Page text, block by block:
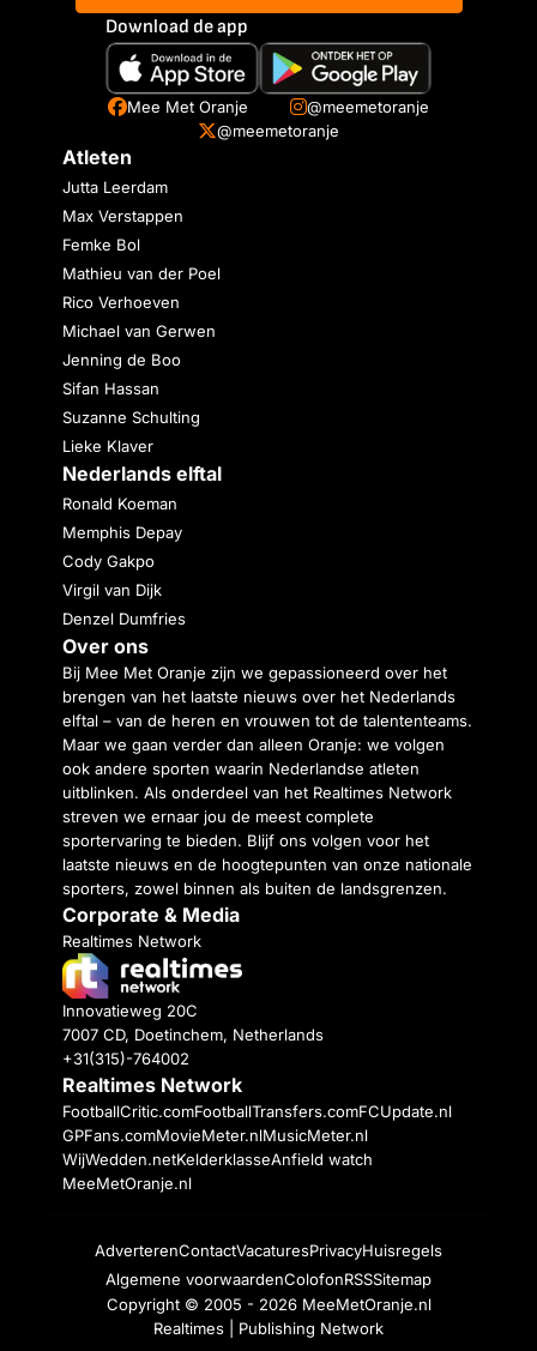
Download de app
Mee Met Oranje
@meemetoranje
@meemetoranje
Atleten
Jutta Leerdam
Max Verstappen
Femke Bol
Mathieu van der Poel
Rico Verhoeven
Michael van Gerwen
Jenning de Boo
Sifan Hassan
Suzanne Schulting
Lieke Klaver
Nederlands elftal
Ronald Koeman
Memphis Depay
Cody Gakpo
Virgil van Dijk
Denzel Dumfries
Over ons
Bij Mee Met Oranje zijn we gepassioneerd over het
brengen van het laatste nieuws over het Nederlands
elftal – van de heren en vrouwen tot de talententeams.
Maar we gaan verder dan alleen Oranje: we volgen
ook andere sporten waarin Nederlandse atleten
uitblinken. Als onderdeel van het Realtimes Network
streven we ernaar jou de meest complete
sportervaring te bieden. Blijf ons volgen voor het
laatste nieuws en de hoogtepunten van onze nationale
sporters, zowel binnen als buiten de landsgrenzen.
Corporate & Media
Realtimes Network
Innovatieweg 20C
7007 CD, Doetinchem, Netherlands
+31(315)-764002
Realtimes Network
FootballCritic.comFootballTransfers.comFCUpdate.nl
GPFans.comMovieMeter.nlMusicMeter.nl
WijWedden.netKelderklasseAnfield watch
MeeMetOranje.nl
AdverterenContactVacaturesPrivacyHuisregels
Algemene voorwaardenColofonRSSSitemap
Copyright © 2005 - 2026 MeeMetOranje.nl
Realtimes | Publishing Network